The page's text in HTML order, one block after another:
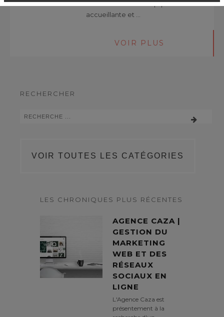
travailler avec une équipe
accueillante et …
VOIR PLUS
RECHERCHER
VOIR TOUTES LES CATÉGORIES
LES CHRONIQUES PLUS RÉCENTES
AGENCE CAZA |
GESTION DU
MARKETING
WEB ET DES
RÉSEAUX
SOCIAUX EN
LIGNE
L'Agence Caza est
présentement à la